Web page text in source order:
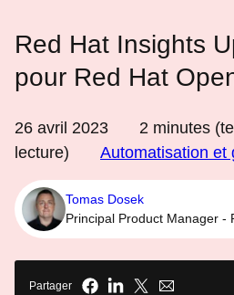
Red Hat Insights
pour Red Hat
26 avril 2023 2 minutes
lecture)
Automatisation et
Tomas Dosek
Principal Product Manager -
Partager